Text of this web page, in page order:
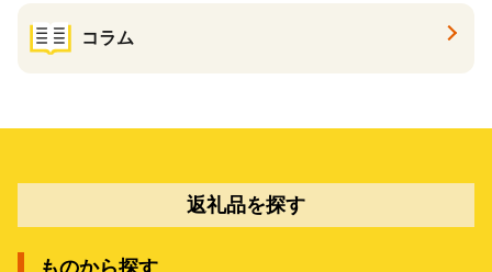
コラム
返礼品を探す
ものから探す